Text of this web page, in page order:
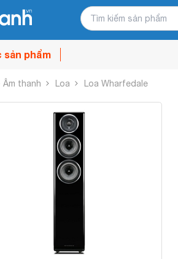
sản phẩm
Âm thanh Loa Loa Wharfedale